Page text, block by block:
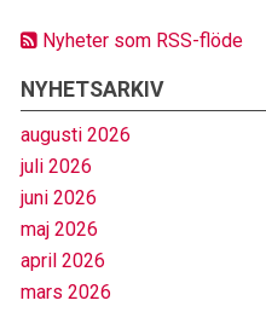
Nyheter som RSS-flöde
NYHETSARKIV
augusti 2026
juli 2026
juni 2026
maj 2026
april 2026
mars 2026